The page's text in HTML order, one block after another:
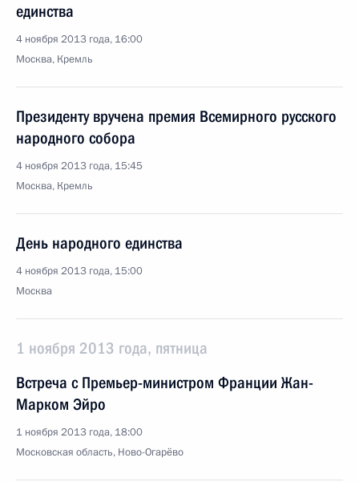
единства
4 ноября 2013 года, 16:00
Москва, Кремль
Президенту вручена премия Всемирного русского
народного собора
4 ноября 2013 года, 15:45
Москва, Кремль
День народного единства
4 ноября 2013 года, 15:00
Москва
1 ноября 2013 года, пятница
Встреча с Премьер-министром Франции Жан-
Марком Эйро
1 ноября 2013 года, 18:00
Московская область, Ново-Огарёво